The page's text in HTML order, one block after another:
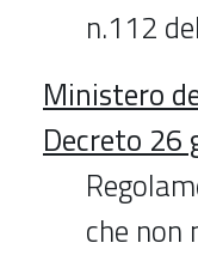
n.112
Ministero
Decreto 26
che non